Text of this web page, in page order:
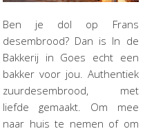
Ben je dol op Frans
desembrood? Dan is In de
Bakkerij in Goes echt een
bakker voor jou. Authentiek
zuurdesembrood, met
liefde gemaakt. Om mee
naar huis te nemen of om